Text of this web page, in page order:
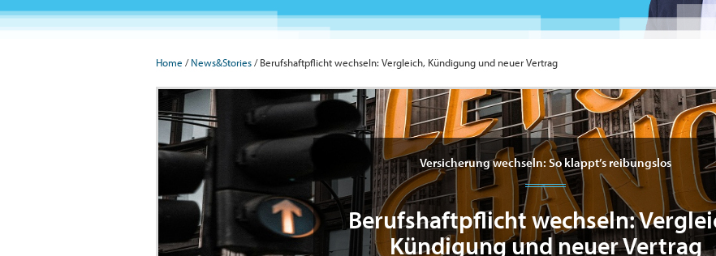
Home /News&Stories/ Berufshaftpflicht wechseln: Vergleich, Kündigung und neuer Vertrag
Versicherung wechseln: So klappt’s reibungslos
Berufshaftpflicht wechseln:
Kündigung und neuer Vertrag